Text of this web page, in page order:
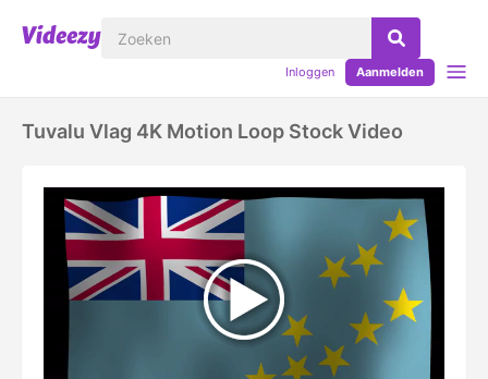
Inloggen Aanmelden
Tuvalu Vlag 4K Motion Loop Stock Video